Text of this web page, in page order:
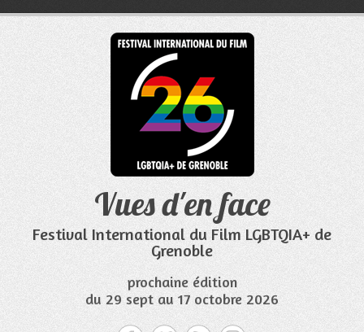
Vues d'en face
Festival International du Film LGBTQIA+ de
Grenoble
prochaine édition
du 29 sept au 17 octobre 2026